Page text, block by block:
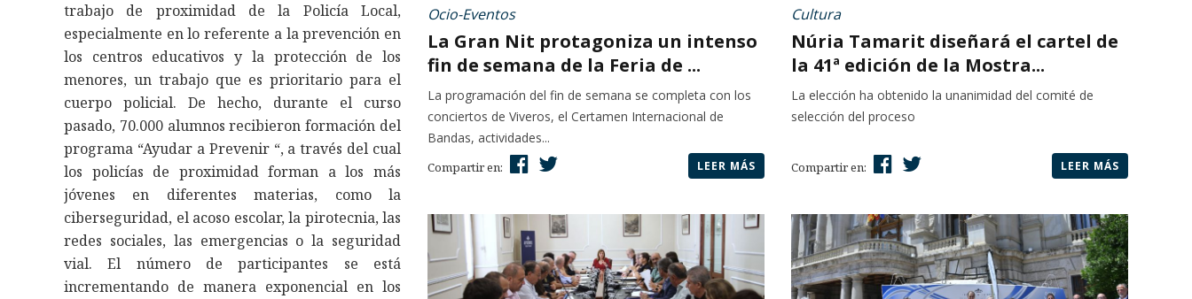
trabajo de proximidad de la Policía Local,
especialmente en lo referente a la prevención en
los centros educativos y la protección de los
menores, un trabajo que es prioritario para el
cuerpo policial. De hecho, durante el curso
pasado, 70.000 alumnos recibieron formación del
programa “Ayudar a Prevenir “, a través del cual
los policías de proximidad forman a los más
jóvenes en diferentes materias, como la
ciberseguridad, el acoso escolar, la pirotecnia, las
redes sociales, las emergencias o la seguridad
vial. El número de participantes se está
incrementando de manera exponencial en los
Ocio-Eventos
La Gran Nit protagoniza un intenso
fin de semana de la Feria de ...
La programación del fin de semana se completa con los
conciertos de Viveros, el Certamen Internacional de
Bandas, actividades...
Compartir en: LEER MÁS
Cultura
Núria Tamarit diseñará el cartel de
la 41ª edición de la Mostra...
La elección ha obtenido la unanimidad del comité de
selección del proceso
Compartir en: LEER MÁS